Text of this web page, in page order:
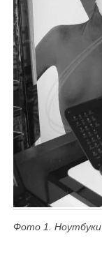
Фото 1. Ноутбуки